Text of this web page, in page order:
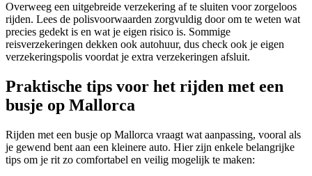
Overweeg een uitgebreide verzekering af te sluiten voor zorgeloos
rijden. Lees de polisvoorwaarden zorgvuldig door om te weten wat
precies gedekt is en wat je eigen risico is. Sommige
reisverzekeringen dekken ook autohuur, dus check ook je eigen
verzekeringspolis voordat je extra verzekeringen afsluit.
Praktische tips voor het rijden met een
busje op Mallorca
Rijden met een busje op Mallorca vraagt wat aanpassing, vooral als
je gewend bent aan een kleinere auto. Hier zijn enkele belangrijke
tips om je rit zo comfortabel en veilig mogelijk te maken: